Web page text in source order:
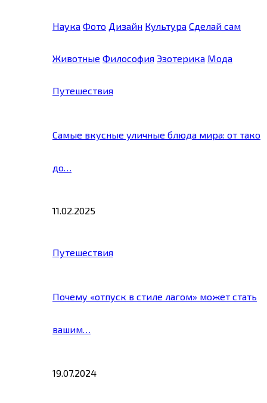
Наука Фото Дизайн Культура Сделай сам
Животные Философия Эзотерика Мода
Путешествия
Самые вкусные уличные блюда мира: от тако
до…
11.02.2025
Путешествия
Почему «отпуск в стиле лагом» может стать
вашим…
19.07.2024